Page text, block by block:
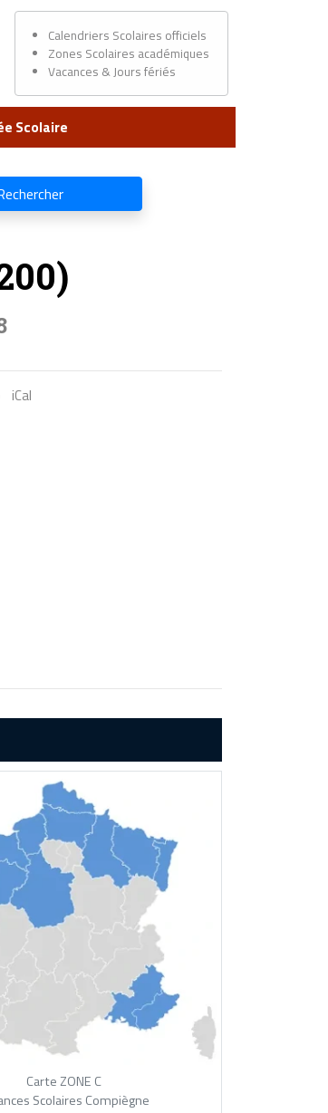
Calendriers Scolaires officiels
Zones Scolaires académiques
Vacances & Jours fériés
Scolaire
iCal
Carte ZONE C
Scolaires Compiègne